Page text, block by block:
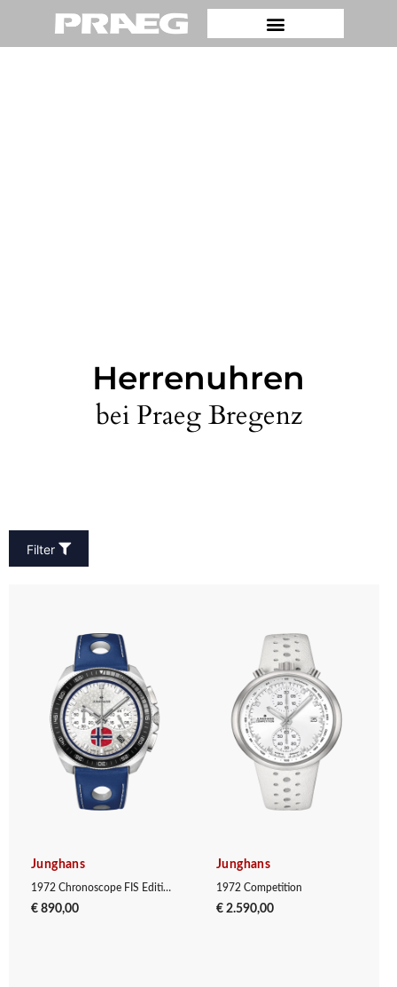
Herrenuhren
bei Praeg Bregenz
Filter
Junghans
1972 Chronoscope FIS Edition Trondheim
€ 890,00
Junghans
1972 Competition
€ 2.590,00